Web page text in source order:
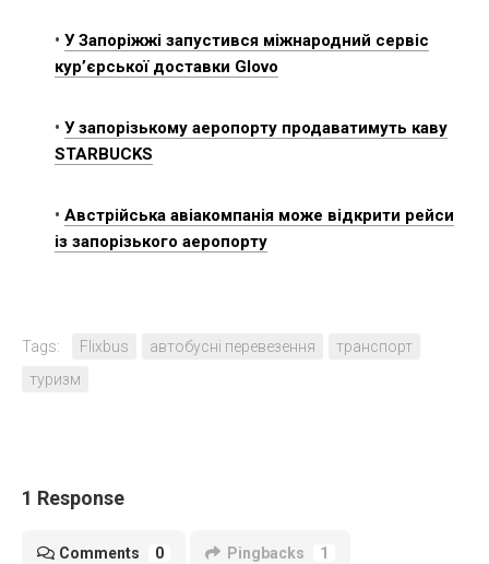
• У Запоріжжі запустився міжнародний сервіс
кур’єрської доставки Glovo
• У запорізькому аеропорту продаватимуть каву
STARBUCKS
• Австрійська авіакомпанія може відкрити рейси
із запорізького аеропорту
Tags: Flixbus автобусні перевезення
транспорт
туризм
1 Response
Comments 0 Pingbacks 1